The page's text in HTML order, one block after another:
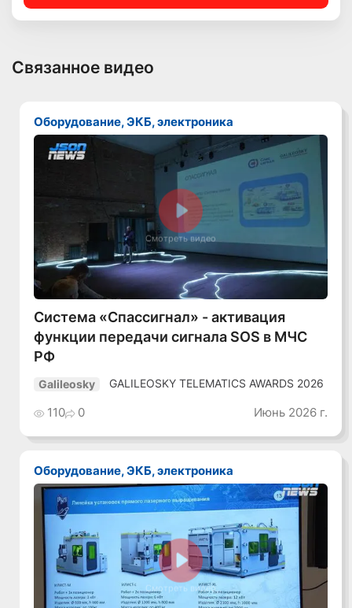
Связанное видео
Оборудование, ЭКБ, электроника
Смотреть видео
Система «Спассигнал» - активация
функции передачи сигнала SOS в МЧС
РФ
Galileosky GALILEOSKY TELEMATICS AWARDS 2026
110 0 Июнь 2026 г.
Оборудование, ЭКБ, электроника
Смотреть видео